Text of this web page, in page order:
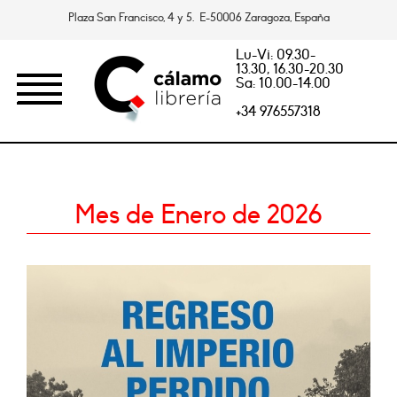
Plaza San Francisco, 4 y 5. E-50006 Zaragoza, España
Lu-Vi: 09.30-
13.30, 16.30-20.30
Sa: 10.00-14.00
+34 976557318
Mes de Enero de 2026